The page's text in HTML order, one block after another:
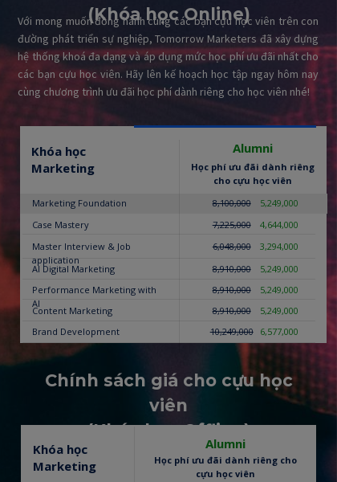
(Khóa học Online)
Với mong muốn đồng hành cùng các bạn cựu học viên trên con
đường phát triển sự nghiệp, Tomorrow Marketers đã xây dựng
hệ thống khoá đa dạng và áp dụng mức học phí ưu đãi nhất cho
các bạn cựu học viên. Hãy lên kế hoạch học tập ngay hôm nay
cùng chương trình ưu đãi học phí dành riêng cho học viên nhé!
Chính sách giá cho cựu học
viên
(Khóa học Offline)
Học phí ưu đãi dành riêng cho
cựu học viên
Khóa học
Marketing
Alumni
Học phí ưu đãi dành riêng
cho cựu học viên
Khóa học
Marketing
Marketing Foundation
Case Mastery
Master Interview & Job
application
AI Digital Marketing
Performance Marketing with
AI
Brand Development 6,577,000
5,249,000
5,249,000
4,644,000
3,294,000
5,249,000
5,249,000
Alumni
Content Marketing
8,100,000
7,225,000
6,048,000
8,910,000
8,910,000
8,910,000
10,249,000